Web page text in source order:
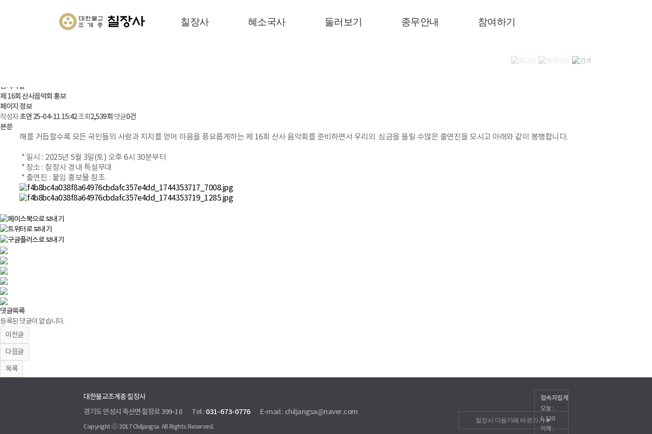
칠장사 혜소국사 둘러보기 종무안내 참여하기
공지사항
공지사항
제 16회 산사음악회 홍보
페이지 정보
작성자초연 25-04-11 15:42조회2,539회 댓글0건
본문
해를 거듭할수록 모든 국민들의 사랑과 지지를 얻어 마음을 풍요롭게하는 제 16회 산사 음악회를 준비하면서 우리의 심금을 울릴 수많은 출연진을 모시고 아래와 같이 봉행합니다.
* 일시 : 2025년 5월 3일(토) 오후 6시 30분부터
* 장소 : 칠장사 경내 특설무대
* 출연진 : 붙임 홍보물 참조
댓글목록
등록된 댓글이 없습니다.
이전글
다음글
목록
대한불교조계종 칠장사
경기도 안성시 죽산면 칠장로 399-18
Tel : 031-673-0776 E-mail : chiljangsa@naver.com
Copyright ⓒ 2017 Chiljangsa. All Rights Reserved.
접속자집계
오늘 :
1,120
어제 :
칠장사 다음카페 바로가기 ▶